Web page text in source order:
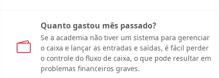
Quanto gastou mês passado?
Se a academia não tiver um sistema para gerenciar
o caixa e lançar as entradas e saídas, é fácil perder
o controle do fluxo de caixa, o que pode resultar em
problemas financeiros graves.